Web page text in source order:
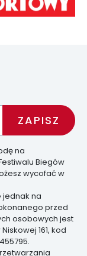
na
Biegów
wycofać w
jednak na
przed
osobowych jest
161, kod